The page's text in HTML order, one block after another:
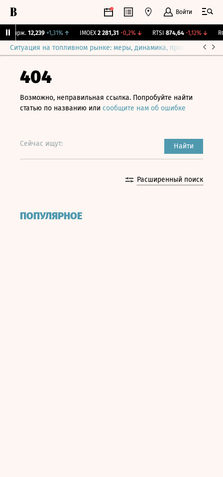
Войти
Бирж. 12,239 +1,31%↑ IMOEX 2 281,31 -0,2%↓ RTSI 874,64 -1,12%↓
Ситуация на топливном рынке: меры, динамика, прогнозы
404
Возможно, неправильная ссылка. Попробуйте найти
статью по названию или сообщите нам об ошибке
Сейчас ищут: Найти
Расширенный поиск
ПОПУЛЯРНОЕ